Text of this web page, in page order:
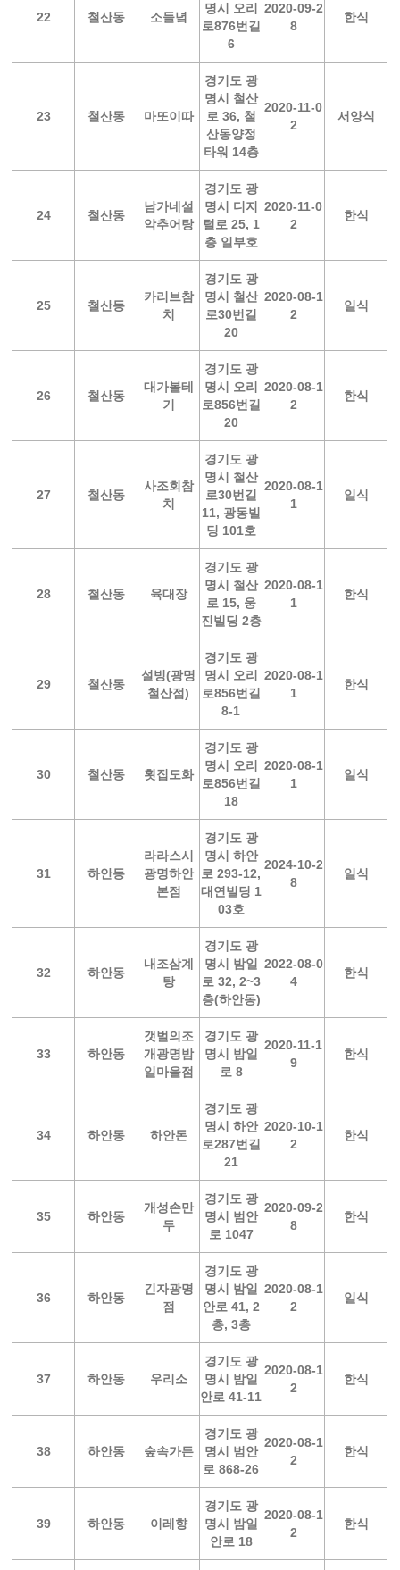
22 철산동 소들녘
명시 오리
로876번길
6
2020-09-2
8
한식
23 철산동 마또이따
경기도 광
명시 철산
로 36, 철
산동양정
타워 14층
2020-11-0
2
서양식
24 철산동
남가네설
악추어탕
경기도 광
명시 디지
털로 25, 1
층 일부호
2020-11-0
2
한식
25 철산동
카리브참
치
경기도 광
명시 철산
로30번길
20
2020-08-1
2
일식
26 철산동
대가볼테
기
경기도 광
명시 오리
로856번길
20
2020-08-1
2
한식
27 철산동
사조회참
치
경기도 광
명시 철산
로30번길
11, 광동빌
딩 101호
2020-08-1
1
일식
28 철산동 육대장
경기도 광
명시 철산
로 15, 웅
진빌딩 2층
2020-08-1
1
한식
29 철산동
설빙(광명
철산점)
경기도 광
명시 오리
로856번길
8-1
2020-08-1
1
한식
30 철산동 횟집도화
경기도 광
명시 오리
로856번길
18
2020-08-1
1
일식
31 하안동
라라스시
광명하안
본점
경기도 광
명시 하안
로 293-12,
대연빌딩 1
03호
2024-10-2
8
일식
32 하안동
내조삼계
탕
경기도 광
명시 밤일
로 32, 2~3
층(하안동)
2022-08-0
4
한식
33 하안동
갯벌의조
개광명밤
일마을점
경기도 광
명시 밤일
로 8
2020-11-1
9
한식
34 하안동 하안돈
경기도 광
명시 하안
로287번길
21
2020-10-1
2
한식
35 하안동
개성손만
두
경기도 광
명시 범안
로 1047
2020-09-2
8
한식
36 하안동
긴자광명
점
경기도 광
명시 밤일
안로 41, 2
층, 3층
2020-08-1
2
일식
37 하안동 우리소
경기도 광
명시 밤일
안로 41-11
2020-08-1
2
한식
38 하안동 숲속가든
경기도 광
명시 범안
로 868-26
2020-08-1
2
한식
39 하안동 이레향
경기도 광
명시 밤일
안로 18
2020-08-1
2
한식